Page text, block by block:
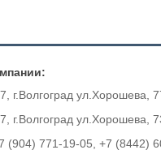
г.Волгоград ул.Хорошева,
г.Волгоград ул.Хорошева,
(904) 771-19-05, +7 (8442)